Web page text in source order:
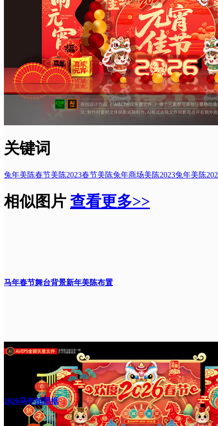
关键词
兔年美陈春节美陈2023春节美陈兔年商场美陈2023兔年美陈
相似图片 查看更多>>
马年春节舞台背景新年美陈布置
2026马年拍照框